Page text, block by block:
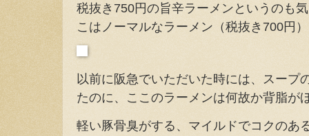
税抜き750円の旨辛ラーメンというのも
こはノーマルなラーメン（税抜き700円
以前に阪急でいただいた時には、スープ
たのに、ここのラーメンは何故か背脂が
軽い豚骨臭がする、マイルドでコクのあ